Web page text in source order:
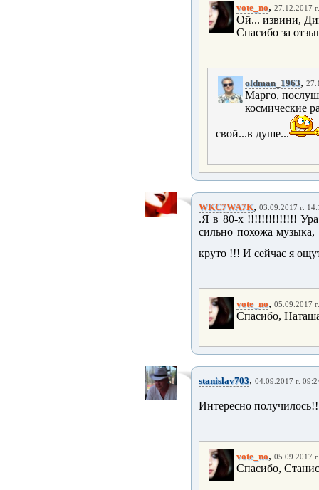
vote_no, 27.12.2017
Ой... извини,
Спасибо за
oldman_1963,
Марго,
космические
свой...в душе...
WKC7WA7K, 03.09.2017 г.
.Я в 80-х !!!!!!!!!!!!!! Ура
сильно похожа
круто !!! И сейчас я
vote_no, 05.09.2017
Спасибо,
stanislav703, 04.09.2017 г.
Интересно
vote_no, 05.09.2017
Спасибо,